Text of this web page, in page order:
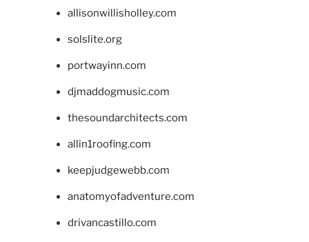
allisonwillisholley.com
solslite.org
portwayinn.com
djmaddogmusic.com
thesoundarchitects.com
allin1roofing.com
keepjudgewebb.com
anatomyofadventure.com
drivancastillo.com